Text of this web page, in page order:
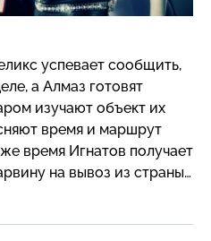
успевает сообщить,
а Алмаз готовят
изучают объект их
время и маршрут
время Игнатов получает
на вывоз из страны
бы это могло быть?